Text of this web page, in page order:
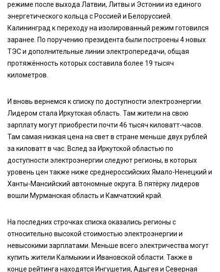
режиме после выхода Латвии, Литвы и Эстонии из единого
энергетического кольца с Россией и Белоруссией.
Калининград к переходу на изолированный режим готовился
заранее. По поручению президента были построены 4 новых
ТЭС и дополнительные линии электропередачи, общая
протяжённость которых составила более 19 тысяч
километров.
И вновь вернемся к списку по доступности электроэнергии.
Лидером стала Иркутская область. Там жители на свою
зарплату могут приобрести почти 46 тысяч киловатт-часов.
Там самая низкая цена на свет в стране меньше двух рублей
за киловатт в час. Вслед за Иркутской областью по
доступности электроэнергии следуют регионы, в которых
уровень цен также ниже среднероссийских Ямало-Ненецкий и
Ханты-Мансийский автономные округа. В пятёрку лидеров
вошли Мурманская область и Камчатский край.
На последних строчках списка оказались регионы с
относительно высокой стоимостью электроэнергии и
невысокими зарплатами. Меньше всего электричества могут
купить жители Калмыкии и Ивановской области. Также в
конце рейтинга находятся Ингушетия, Адыгея и Северная